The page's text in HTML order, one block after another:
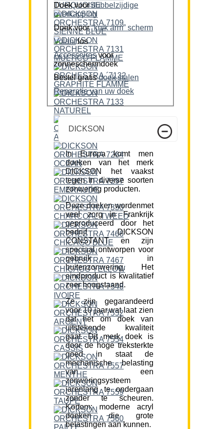
Doek voordubbelzijdige
overkapping
Doek voor
“knik arm” scherm
Volantlos
Accessoiresvoor
zonneschermdoek
Bestel gratis doek stalen
Reparatie van uw doek
DICKSON
In Europa komt men
doeken van het merk
DICKSON het vaakst
tegen in diverse soorten
zonwering producten.
Deze doeken wordenmet
veel zorg in Frankrijk
geproduceerd door het
bedrijf DICKSON
CONSTANT en zijn
speciaal ontworpen voor
gebruik in
buitenzonwering. Het
eindproduct is kwalitatief
zeer hoogstaand.
Ze zijn gegarandeerd
voor 10 jaar,wat laat zien
dat het om doek van
uitstekende kwaliteit
gaat. Dit merk doek is
door de hoge treksterkte
goed in staat de
mechanische belasting
van een
zonweringsysteem
jarenlang te ondergaan
zonder te scheuren.
Kortom; moderne acryl
doeken die grote
belastingen aan kunnen.